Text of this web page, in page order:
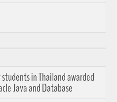
in Thailand awarded
Java and Database